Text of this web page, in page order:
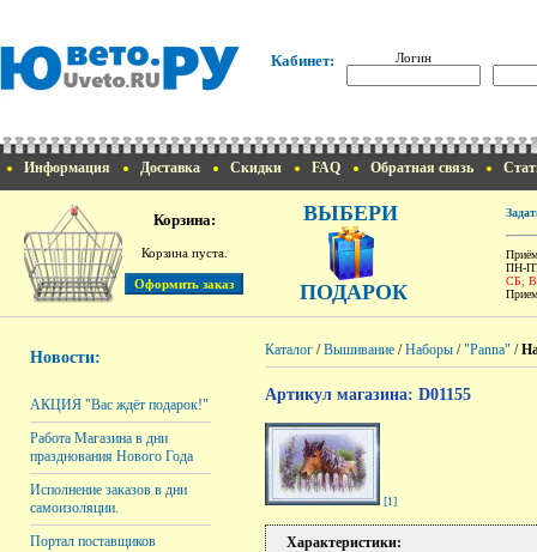
Кабинет: Логин
Информация Доставка Скидки FAQ Обратная связь
Корзина:
Корзина пуста.
ВЫБЕРИ
ПОДАРОК
ПН-
СБ,
Новости:
АКЦИЯ "Вас ждёт подарок!"
Работа Магазина в дни
празднования Нового Года
Исполнение заказов в дни
самоизоляции.
Портал поставщиков
Каталог /Вышивание /Наборы /"Panna" /
Артикул магазина: D01155
[1]
Характеристики: